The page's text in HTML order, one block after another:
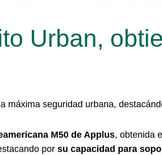
Urban,
máxima seguridad urbana,
M50 de Applus, obtenida
por su capacidad para